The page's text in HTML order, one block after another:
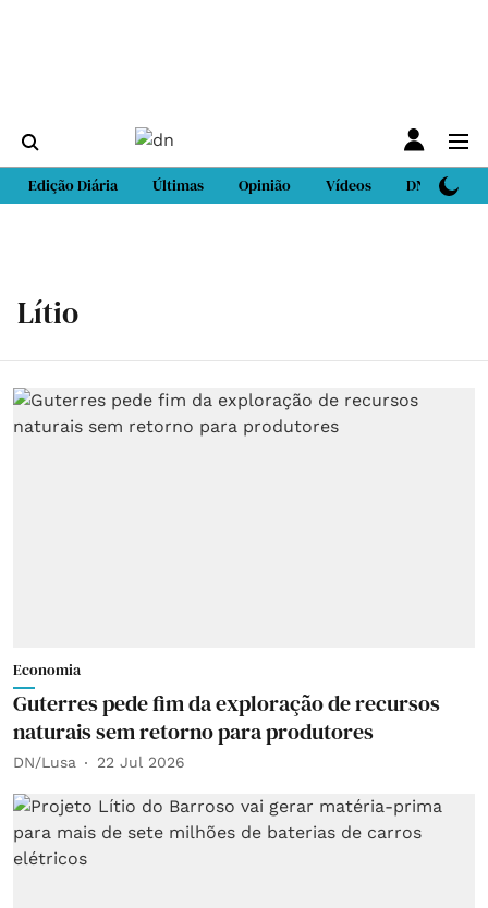
Edição Diária Últimas Opinião Vídeos DN Sport
Lítio
Economia
Guterres pede fim da exploração de recursos
naturais sem retorno para produtores
DN/Lusa 22 Jul 2026